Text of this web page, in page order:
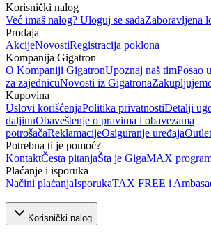
Korisnički nalog
Već imaš nalog? Uloguj se sadaZaboravljena
Prodaja
AkcijeNovostiRegistracija poklona
Kompanija Gigatron
O Kompaniji GigatronUpoznaj naš timPosao
za zajednicuNovosti iz Gigatrona
Kupovina
Uslovi korišćenjaPolitika privatnostiDetalji
daljinuObaveštenje o pravima i obavezama
potrošačaReklamacijeOsiguranje uređaja
Potrebna ti je pomoć?
KontaktČesta pitanjaŠta je GigaMAX
Plaćanje i isporuka
Načini plaćanjaIsporukaTAX FREE i
Korisnički nalog